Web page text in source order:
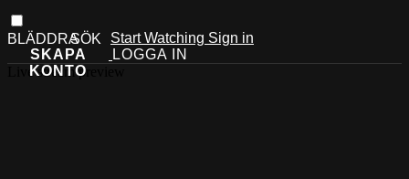
Start Watching Sign in
Live stream preview